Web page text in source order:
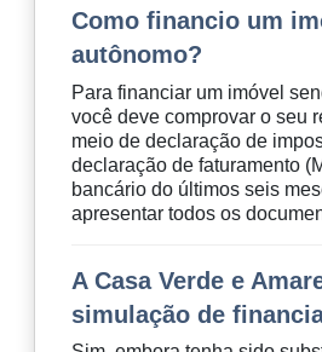
Como financio um
autônomo?
Para financiar um imóvel
você deve comprovar o seu
meio de declaração de
declaração de faturamento
bancário do últimos seis
apresentar todos os
A Casa Verde e
simulação de